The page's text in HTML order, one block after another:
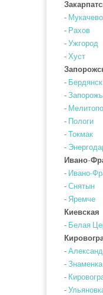
- Мукачево
- Рахов
- Ужгород
- Хуст
- Бердянск
-
-
- Пологи
- Токмак
-
Ивано-
- Ивано-
- Снятын
- Яремче
Киевская
- Белая
-
- Знаменка
-
-